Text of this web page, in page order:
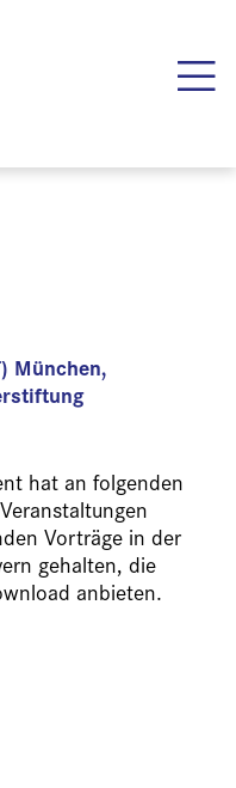
München,
hat an folgenden
Vorträge in der
gehalten, die
anbieten.